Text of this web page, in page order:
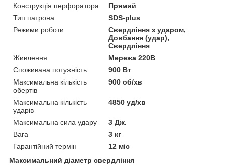
Конструкція перфоратора
Прямий
Тип патрона
SDS-plus
Режими роботи
Свердління з ударом,
Довбання (удар),
Свердління
Живлення
Мережа 220В
Споживана потужність
900 Вт
Максимальна кількість
обертів
900 об/хв
Максимальна кількість
ударів
4850 уд/хв
Максимальна сила удару
3 Дж.
Вага
3 кг
Гарантійний термін
12 міс
Максимальний діаметр свердління